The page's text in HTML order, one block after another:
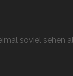
soviel sehen